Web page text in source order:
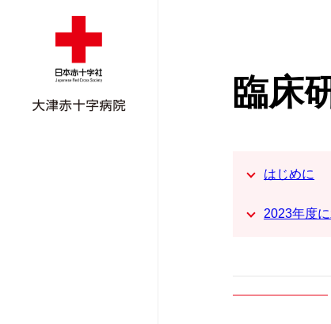
臨床
はじめに
2023年度